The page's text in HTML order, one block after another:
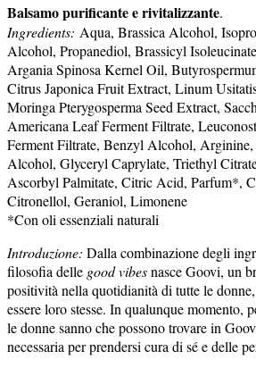
Balsamo purificante e rivitalizzante.
Ingredients: Aqua, Brassica Alcohol,
Alcohol, Propanediol, Brassicyl
Argania Spinosa Kernel Oil,
Citrus Japonica Fruit Extract, Linum
Moringa Pterygosperma Seed Extract,
Americana Leaf Ferment Filtrate,
Ferment Filtrate, Benzyl Alcohol,
Alcohol, Glyceryl Caprylate, Triethyl
Ascorbyl Palmitate, Citric Acid, Parfum*,
Citronellol, Geraniol, Limonene
*Con oli essenziali naturali
Introduzione: Dalla combinazione degli
filosofia delle good vibesnasce Goovi, un
positività nella quotidianità di tutte le
essere loro stesse. In qualunque momento,
le donne sanno che possono trovare in
necessaria per prendersi cura di sé e delle